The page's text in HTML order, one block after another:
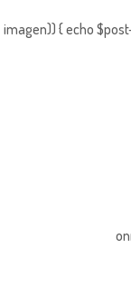
imagen)) { echo